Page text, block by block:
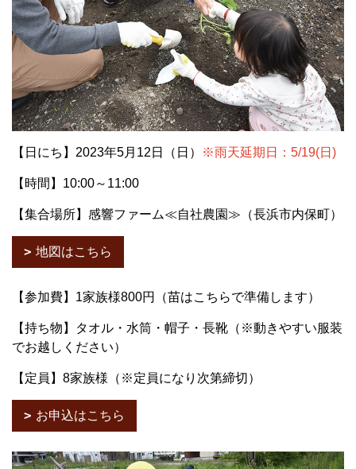
【日にち】2023年5月12日（日） ※雨天延期日：5/19(日)
【時間】10:00～11:00
【集合場所】感響ファーム≪自社農園≫（長浜市内保町）
地図はこちら
【参加費】1家族様800円（苗はこちらで準備します）
【持ち物】タオル・水筒・帽子・長靴（※動きやすい服装
でお越しください）
【定員】8家族様（※定員になり次第締切）
お申込はこちら